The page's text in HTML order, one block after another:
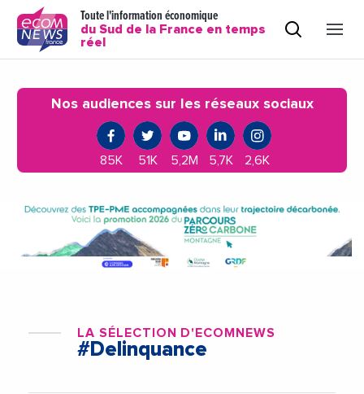
Toute l'information économique
du Sud de la France en temps
réel
Nos audiences sur les réseaux sociaux
85K 51K 5,2M 5,7K 2,6K
LA SÉLECTION D'ECOMNEWS
#Delinquance